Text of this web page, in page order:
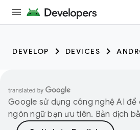
DEVELOP DEVICES
Google sử dụng công nghệ AI để
ngôn ngữ bạn ưu tiên. Bản dịch